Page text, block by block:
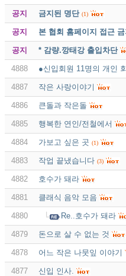
공지 금지된 명단 (1)
공지 본 협회 홈페이지 접근
공지 * 감량.깡태강 출입차단
4888 ●신입회원 11명의 개인
4887 작은 사랑이야기
4886 큰돌과 작은돌
4885 행복한 연인/전철에서
4884 가보고 싶은 곳 (1)
4883 작업 끝냈습니다 (3)
4882 호수가 돼라
4881 클래식 음악 모음
4880 Re..호수가 돼라
4879 돈으로 살 수 없는 것
4878 어느 작은 나뭇잎 이야기
4877 신입 인사.